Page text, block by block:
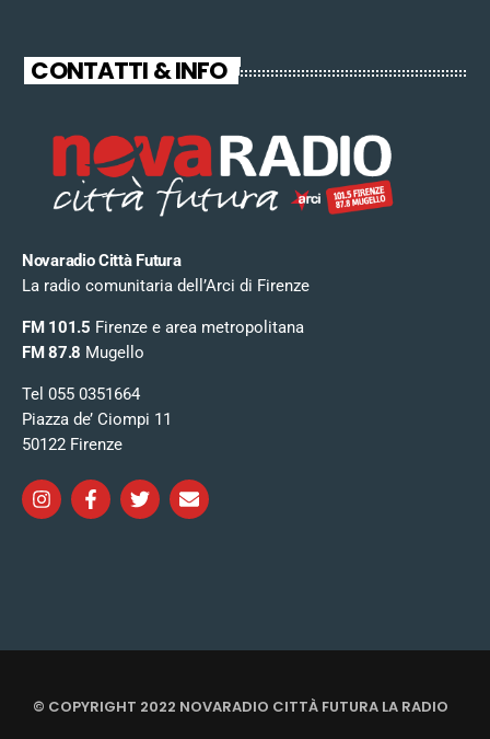
CONTATTI & INFO
Novaradio Città Futura
La radio comunitaria dell’Arci di Firenze
FM 101.5 Firenze e area metropolitana
FM 87.8 Mugello
Tel 055 0351664
Piazza de’ Ciompi 11
50122 Firenze
© COPYRIGHT 2022 NOVARADIO CITTÀ FUTURA LA RADIO